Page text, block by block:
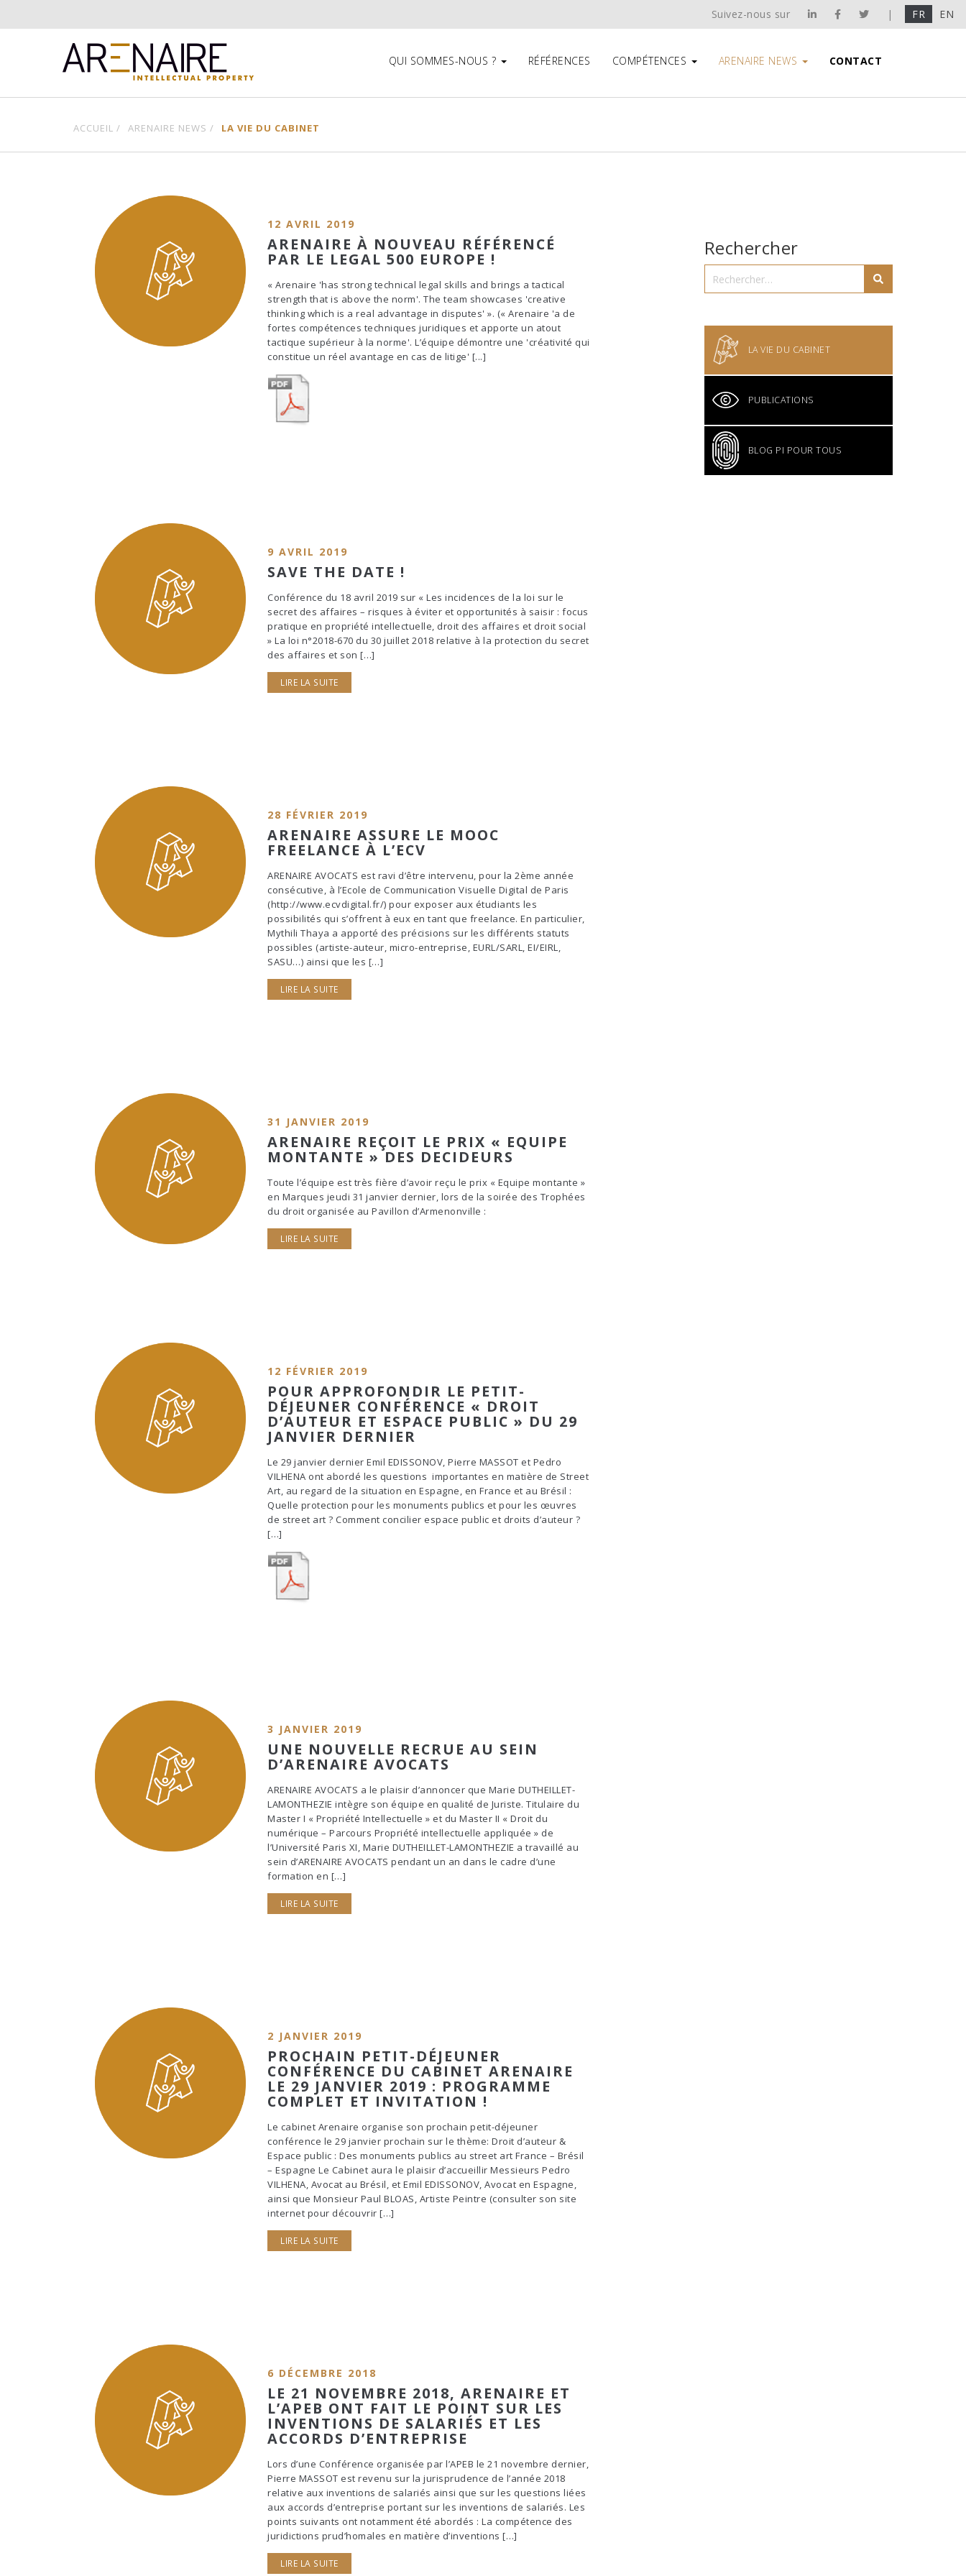
Suivez-nous sur | FR EN
QUI SOMMES-NOUS ? RÉFÉRENCES COMPÉTENCES ARENAIRE NEWS CONTACT
ACCUEIL / ARENAIRE NEWS / LA VIE DU CABINET
12 AVRIL 2019
ARENAIRE À NOUVEAU RÉFÉRENCÉ
PAR LE LEGAL 500 EUROPE !
« Arenaire 'has strong technical legal skills and brings a tactical
strength that is above the norm'. The team showcases 'creative
thinking which is a real advantage in disputes' ». (« Arenaire 'a de
fortes compétences techniques juridiques et apporte un atout
tactique supérieur à la norme'. L’équipe démontre une 'créativité qui
constitue un réel avantage en cas de litige' [...]
9 AVRIL 2019
SAVE THE DATE !
Conférence du 18 avril 2019 sur « Les incidences de la loi sur le
secret des affaires – risques à éviter et opportunités à saisir : focus
pratique en propriété intellectuelle, droit des affaires et droit social
» La loi n°2018-670 du 30 juillet 2018 relative à la protection du secret
des affaires et son […]
LIRE LA SUITE
28 FÉVRIER 2019
ARENAIRE ASSURE LE MOOC
FREELANCE À L’ECV
ARENAIRE AVOCATS est ravi d’être intervenu, pour la 2ème année
consécutive, à l’Ecole de Communication Visuelle Digital de Paris
(http://www.ecvdigital.fr/) pour exposer aux étudiants les
possibilités qui s’offrent à eux en tant que freelance. En particulier,
Mythili Thaya a apporté des précisions sur les différents statuts
possibles (artiste-auteur, micro-entreprise, EURL/SARL, EI/EIRL,
SASU…) ainsi que les […]
LIRE LA SUITE
31 JANVIER 2019
ARENAIRE REÇOIT LE PRIX « EQUIPE
MONTANTE » DES DECIDEURS
Toute l’équipe est très fière d’avoir reçu le prix « Equipe montante »
en Marques jeudi 31 janvier dernier, lors de la soirée des Trophées
du droit organisée au Pavillon d’Armenonville :
LIRE LA SUITE
12 FÉVRIER 2019
POUR APPROFONDIR LE PETIT-
DÉJEUNER CONFÉRENCE « DROIT
D’AUTEUR ET ESPACE PUBLIC » DU 29
JANVIER DERNIER
Le 29 janvier dernier Emil EDISSONOV, Pierre MASSOT et Pedro
VILHENA ont abordé les questions importantes en matière de Street
Art, au regard de la situation en Espagne, en France et au Brésil :
Quelle protection pour les monuments publics et pour les œuvres
de street art ? Comment concilier espace public et droits d’auteur ?
[…]
3 JANVIER 2019
UNE NOUVELLE RECRUE AU SEIN
D’ARENAIRE AVOCATS
ARENAIRE AVOCATS a le plaisir d’annoncer que Marie DUTHEILLET-
LAMONTHEZIE intègre son équipe en qualité de Juriste. Titulaire du
Master I « Propriété Intellectuelle » et du Master II « Droit du
numérique – Parcours Propriété intellectuelle appliquée » de
l’Université Paris XI, Marie DUTHEILLET-LAMONTHEZIE a travaillé au
sein d’ARENAIRE AVOCATS pendant un an dans le cadre d’une
formation en […]
LIRE LA SUITE
2 JANVIER 2019
PROCHAIN PETIT-DÉJEUNER
CONFÉRENCE DU CABINET ARENAIRE
LE 29 JANVIER 2019 : PROGRAMME
COMPLET ET INVITATION !
Le cabinet Arenaire organise son prochain petit-déjeuner
conférence le 29 janvier prochain sur le thème: Droit d’auteur &
Espace public : Des monuments publics au street art France – Brésil
– Espagne Le Cabinet aura le plaisir d’accueillir Messieurs Pedro
VILHENA, Avocat au Brésil, et Emil EDISSONOV, Avocat en Espagne,
ainsi que Monsieur Paul BLOAS, Artiste Peintre (consulter son site
internet pour découvrir […]
LIRE LA SUITE
6 DÉCEMBRE 2018
LE 21 NOVEMBRE 2018, ARENAIRE ET
L’APEB ONT FAIT LE POINT SUR LES
INVENTIONS DE SALARIÉS ET LES
ACCORDS D’ENTREPRISE
Lors d’une Conférence organisée par l’APEB le 21 novembre dernier,
Pierre MASSOT est revenu sur la jurisprudence de l’année 2018
relative aux inventions de salariés ainsi que sur les questions liées
aux accords d’entreprise portant sur les inventions de salariés. Les
points suivants ont notamment été abordés : La compétence des
juridictions prud’homales en matière d’inventions […]
LIRE LA SUITE
Rechercher
LA VIE DU CABINET
PUBLICATIONS
BLOG PI POUR TOUS